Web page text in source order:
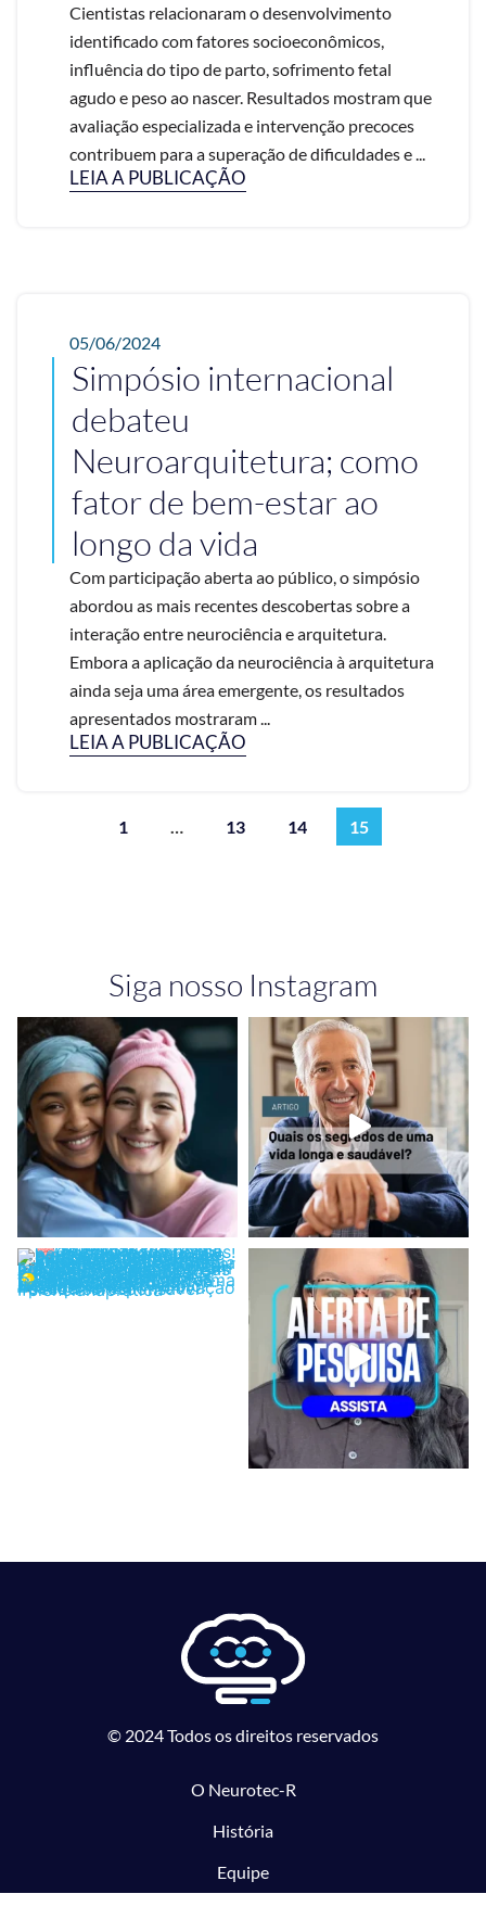
Cientistas relacionaram o desenvolvimento
identificado com fatores socioeconômicos,
influência do tipo de parto, sofrimento fetal
agudo e peso ao nascer. Resultados mostram que
avaliação especializada e intervenção precoces
contribuem para a superação de dificuldades e ...
LEIA A PUBLICAÇÃO
05/06/2024
Simpósio internacional
debateu
Neuroarquitetura; como
fator de bem-estar ao
longo da vida
Com participação aberta ao público, o simpósio
abordou as mais recentes descobertas sobre a
interação entre neurociência e arquitetura.
Embora a aplicação da neurociência à arquitetura
ainda seja uma área emergente, os resultados
apresentados mostraram ...
LEIA A PUBLICAÇÃO
1 … 13 14 15
Siga nosso Instagram
© 2024 Todos os direitos reservados
O Neurotec-R
História
Equipe